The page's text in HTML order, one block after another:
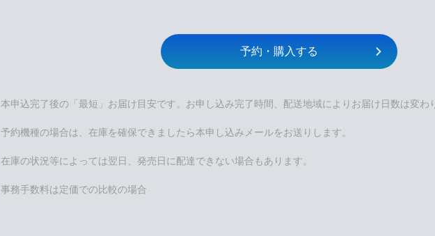
予約・購入する
本申込完了後の「最短」お届け目安です。お申し込み完了時間、配送地域によりお届け日数は変わ
予約機種の場合は、在庫を確保できましたら本申し込みメールをお送りします。
在庫の状況等によっては翌日、発売日に配達できない場合もあります。
事務手数料は定価での比較の場合